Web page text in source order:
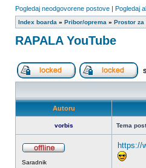
Pogledaj neodgovorene postove | Pogledaj
Index boarda » Pribor/oprema » Prostor za
RAPALA YouTube
Zaključan forum
Autoru
vorbis Tema
Saradnik
https://